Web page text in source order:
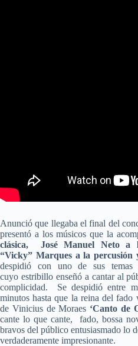
Anunció que llegaba el final del
presentó a los músicos que la
clásica, José Manuel Neto a
“Vicky” Marques a la
despidió con uno de sus temas
cuyo estribillo enseñó a cantar al
complicidad. Se despidió entre
minutos hasta que la reina del
de Vinicius de Moraes ‘Canto de
cante lo que cante, fado, bossa
bravos del público entusiasmado lo
verdaderamente impresionante.